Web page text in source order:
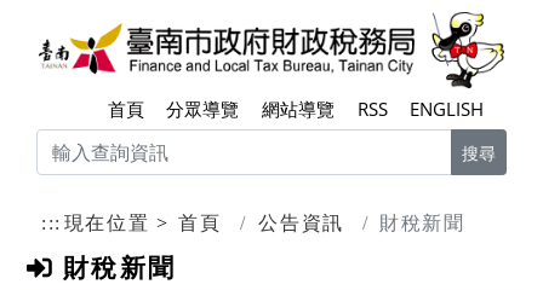
跳到主要內容區塊
首頁 分眾導覽 網站導覽 RSS ENGLISH
搜尋
::: 現在位置 首頁 公告資訊 財稅新聞
財稅新聞